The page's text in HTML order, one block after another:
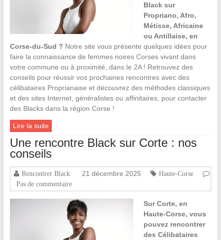
Black sur
Propriano, Afro,
Métisse, Africaine
ou Antillaise, en
Corse-du-Sud ? Notre site vous présente quelques idées pour
faire la connaissance de femmes noires Corses vivant dans
votre commune ou à proximité, dans le 2A ! Retrouvez des
conseils pour réussir vos prochaines rencontres avec des
célibataires Proprianaise et découvrez des méthodes classiques
et des sites Internet, généralistes ou affinitaires, pour contacter
des Blacks dans la région Corse !
Lire la suite
Une rencontre Black sur Corte : nos
conseils
Rencontrer Black 21 décembre 2025
Haute-Corse
Pas de commentaire
Sur Corte, en
Haute-Corse, vous
pouvez rencontrer
des Célibataires